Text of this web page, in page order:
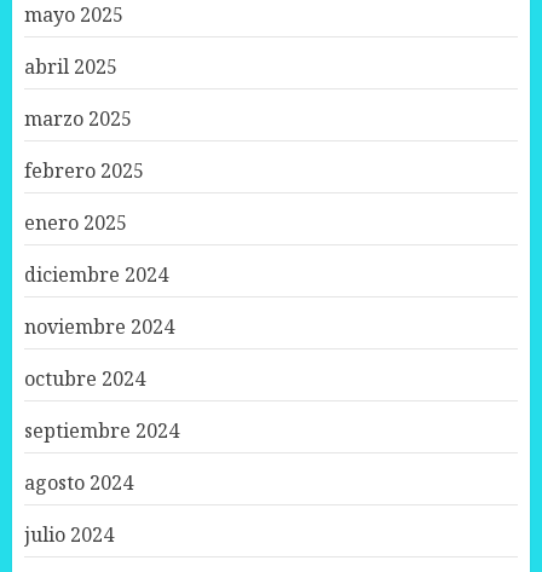
mayo 2025
abril 2025
marzo 2025
febrero 2025
enero 2025
diciembre 2024
noviembre 2024
octubre 2024
septiembre 2024
agosto 2024
julio 2024